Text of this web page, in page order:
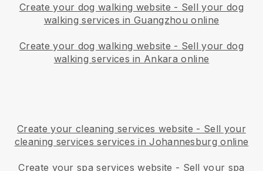
Create your dog walking website - Sell your dog
walking services in Guangzhou online
Create your dog walking website - Sell your dog
walking services in Ankara online
Create your cleaning services website - Sell your
cleaning services services in Johannesburg online
Create your spa services website - Sell your spa